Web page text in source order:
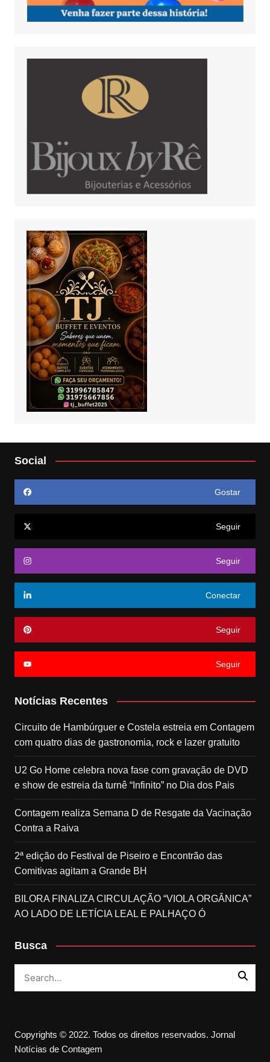
Social
Gostar
Seguir
Seguir
Conectar
Seguir
Seguir
Notícias Recentes
Circuito de Hambúrguer e Costela estreia em Contagem
com quatro dias de gastronomia, rock e lazer gratuito
U2 Go Home celebra nova fase com gravação de DVD
e show de estreia da turnê “Infinito” no Dia dos Pais
Contagem realiza Semana D de Resgate da Vacinação
Contra a Raiva
2ª edição do Festival de Piseiro e Encontrão das
Comitivas agitam a Grande BH
BILORA FINALIZA CIRCULAÇÃO “VIOLA ORGÂNICA”
AO LADO DE LETÍCIA LEAL E PALHAÇO Ó
Busca
Copyrights © 2022. Todos os direitos reservados. Jornal
Notícias de Contagem